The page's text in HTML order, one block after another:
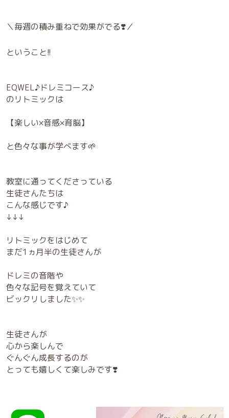
＼毎週の積み重ねで効果がでる❣️／
ということ!!
EQWEL♪ドレミコース♪
のリトミックは
【楽しい×音感×育脳】
と色々な事が学べます🌱
教室に通ってくださっている
生徒さんたちは
こんな感じです♪
↓↓↓
リトミックをはじめて
まだ1ヵ月半の生徒さんが
ドレミの音階や
色々な記号を覚えていて
ビックリしました✨✨
生徒さんが
心から楽しんで
ぐんぐん成長するのが
とっても嬉しくて楽しみです❣️